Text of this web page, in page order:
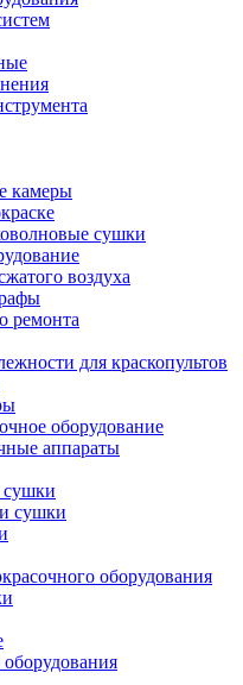
камеры
сушки
воздуха
ремонта
для краскопультов
оборудование
аппараты
сушки
сушки
оборудования
оборудования